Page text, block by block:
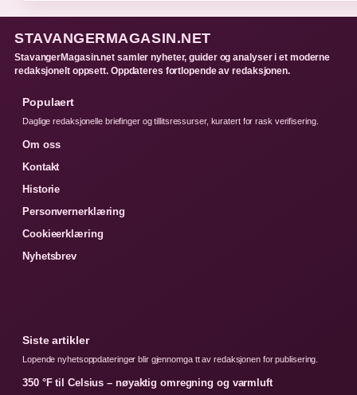
STAVANGERMAGASIN.NET
StavangerMagasin.net samler nyheter, guider og analyser i et moderne
redaksjonelt oppsett. Oppdateres fortlopende av redaksjonen.
Populaert
Daglige redaksjonelle briefinger og tillitsressurser, kuratert for rask verifisering.
Om oss
Kontakt
Historie
Personvernerklæring
Cookieerklæring
Nyhetsbrev
Siste artikler
Lopende nyhetsoppdateringer blir gjennomga tt av redaksjonen for publisering.
350 °F til Celsius – nøyaktig omregning og varmluft